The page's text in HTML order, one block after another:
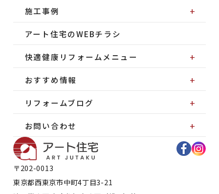
〒202-0013
東京都西東京市中町4丁目3-21
施工事例
アート住宅のWEBチラシ
快適健康リフォームメニュー
おすすめ情報
リフォームブログ
お問い合わせ